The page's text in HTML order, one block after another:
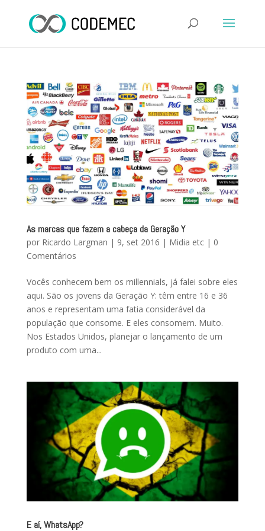
As marcas que fazem a cabeça da Geração Y
por Ricardo Largman | 9, set 2016 | Midia etc| 0
Comentários
Vocês conhecem bem os millennials, já falei sobre eles
aqui. São os jovens da Geração Y: têm entre 16 e 36
anos e representam uma fatia considerável da
população que consome. E eles consomem. Muito.
Nos Estados Unidos, planejar o lançamento de um
produto com uma...
E aí, WhatsApp?